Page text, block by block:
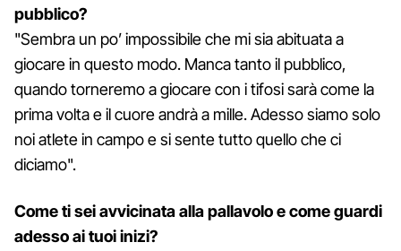
pubblico?
"Sembra un po’ impossibile che mi sia abituata a
giocare in questo modo. Manca tanto il pubblico,
quando torneremo a giocare con i tifosi sarà come la
prima volta e il cuore andrà a mille. Adesso siamo solo
noi atlete in campo e si sente tutto quello che ci
diciamo".
Come ti sei avvicinata alla pallavolo e come guardi
adesso ai tuoi inizi?